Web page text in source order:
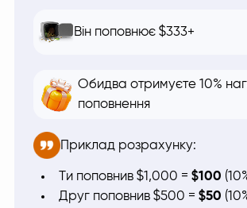
Він поповнює $333+
Обидва отримуєте 10%
поповнення
Приклад розрахунку:
Ти поповнив $1,000 = $100
Друг поповнив $500 = $50